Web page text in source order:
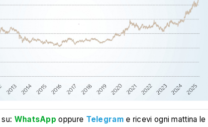
su: WhatsApp oppure Telegram e ricevi ogni mattina le